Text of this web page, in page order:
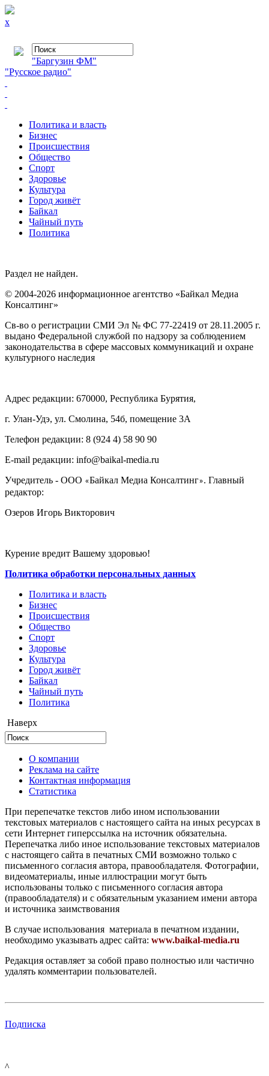
x
"Баргузин ФМ"
"Русское радио"
Политика и власть
Бизнес
Происшествия
Общество
Cпорт
Здоровье
Культура
Город живёт
Байкал
Чайный путь
Политика
Раздел не найден.
© 2004-2026 информационное агентство «Байкал Медиа
Консалтинг»
Св-во о регистрации СМИ Эл № ФС 77-22419 от 28.11.2005 г.
выдано Федеральной службой по надзору за соблюдением
законодательства в сфере массовых коммуникаций и охране
культурного наследия
Адрес редакции: 670000, Республика Бурятия,
г. Улан-Удэ, ул. Смолина, 54б, помещение 3А
Телефон редакции: ‎‎8 (924 4) 58 90 90
E-mail редакции: info@baikal-media.ru
Учредитель - ООО «Байкал Медиа Консалтинг». Главный
редактор:
Озеров Игорь Викторович
Курение вредит Вашему здоровью!
Политика обработки персональных данных
Политика и власть
Бизнес
Происшествия
Общество
Cпорт
Здоровье
Культура
Город живёт
Байкал
Чайный путь
Политика
Наверх
О компании
Реклама на сайте
Контактная информация
Статистика
При перепечатке текстов либо ином использовании
текстовых материалов с настоящего сайта на иных ресурсах в
сети Интернет гиперссылка на источник обязательна.
Перепечатка либо иное использование текстовых материалов
с настоящего сайта в печатных СМИ возможно только с
письменного согласия автора, правообладателя. Фотографии,
видеоматериалы, иные иллюстрации могут быть
использованы только с письменного согласия автора
(правообладателя) и с обязательным указанием имени автора
и источника заимствования
В случае использования материала в печатном издании,
необходимо указывать адрес сайта: www.baikal-media.ru
Редакция оставляет за собой право полностью или частично
удалять комментарии пользователей.
Подписка
^